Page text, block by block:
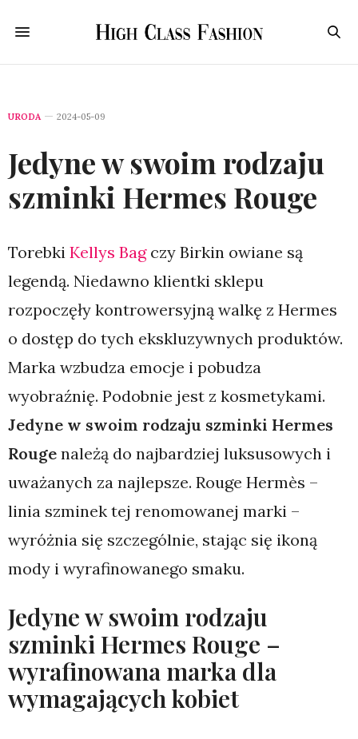
URODA 2024-05-09
Jedyne w swoim rodzaju
szminki Hermes Rouge
Torebki Kellys Bagczy Birkin owiane są
legendą. Niedawno klientki sklepu
rozpoczęły kontrowersyjną walkę z Hermes
o dostęp do tych ekskluzywnych produktów.
Marka wzbudza emocje i pobudza
wyobraźnię. Podobnie jest z kosmetykami.
Jedyne w swoim rodzaju szminki Hermes
Rouge należą do najbardziej luksusowych i
uważanych za najlepsze. Rouge Hermès –
linia szminek tej renomowanej marki –
wyróżnia się szczególnie, stając się ikoną
mody i wyrafinowanego smaku.
Jedyne w swoim rodzaju
szminki Hermes Rouge –
wyrafinowana marka dla
wymagających kobiet